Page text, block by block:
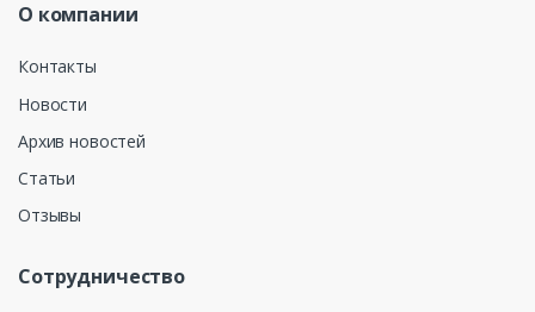
О компании
Контакты
Новости
Архив новостей
Статьи
Отзывы
Сотрудничество